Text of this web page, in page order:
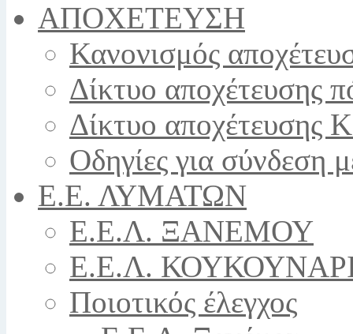
ΑΠΟΧΕΤΕΥΣΗ
Κανονισμός
Δίκτυο αποχέτευσης
Δίκτυο αποχέτευσης
Οδηγίες για σύνδεση
Ε.Ε. ΛΥΜΑΤΩΝ
Ε.Ε.Λ. ΞΑΝΕΜΟΥ
Ε.Ε.Λ.
Ποιοτικός έλεγχος